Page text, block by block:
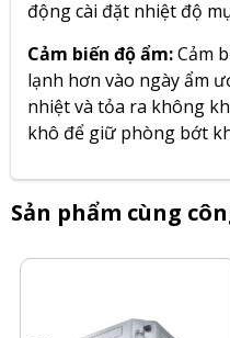
động cài đặt nhiệt độ
Cảm biến độ ẩm:Cảm
lạnh hơn vào ngày ẩm
nhiệt và tỏa ra không
khô để giữ phòng bớt
Sản phẩm cùng